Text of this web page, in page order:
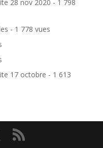
28 nov 2020 - 1 798
- 1 778 vues
17 octobre - 1 613